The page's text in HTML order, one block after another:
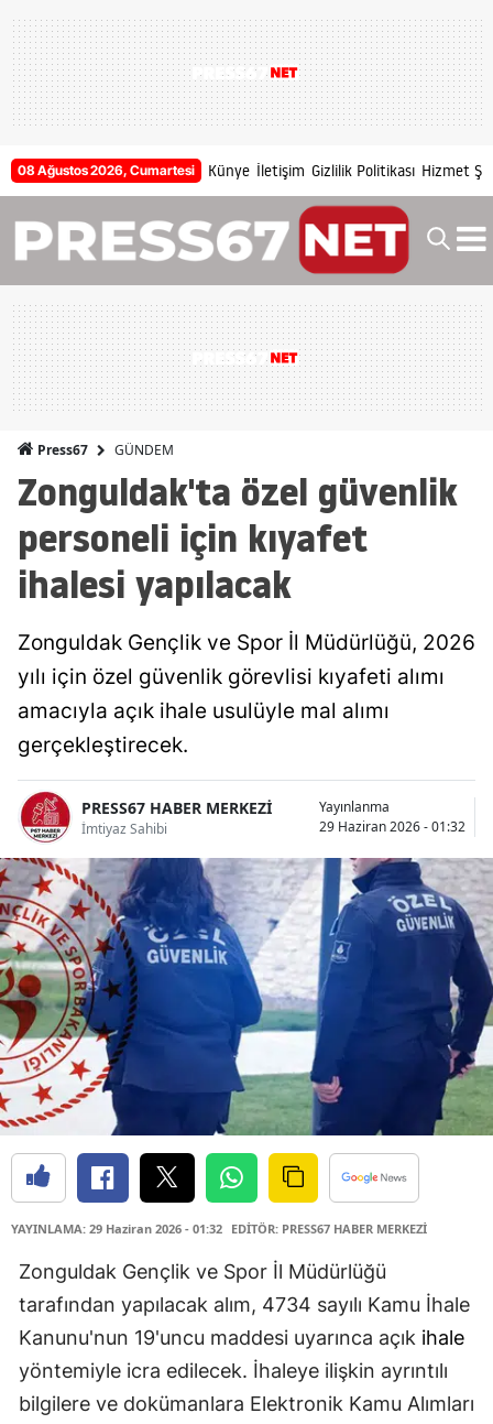
08 Ağustos 2026, Cumartesi Künye İletişim Gizlilik Politikası Hizmet
Press67 GÜNDEM
Zonguldak'ta özel güvenlik
personeli için kıyafet
ihalesi yapılacak
Zonguldak Gençlik ve Spor İl Müdürlüğü, 2026
yılı için özel güvenlik görevlisi kıyafeti alımı
amacıyla açık ihale usulüyle mal alımı
gerçekleştirecek.
PRESS67 HABER MERKEZİ
İmtiyaz Sahibi
Yayınlanma
29 Haziran 2026 - 01:32
YAYINLAMA: 29 Haziran 2026 - 01:32 EDİTÖR: PRESS67 HABER MERKEZİ
Zonguldak Gençlik ve Spor İl Müdürlüğü
tarafından yapılacak alım, 4734 sayılı Kamu İhale
Kanunu'nun 19'uncu maddesi uyarınca açık ihale
yöntemiyle icra edilecek. İhaleye ilişkin ayrıntılı
bilgilere ve dokümanlara Elektronik Kamu Alımları